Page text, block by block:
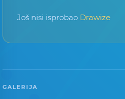
Još nisi isprobao Drawize
GALERIJA